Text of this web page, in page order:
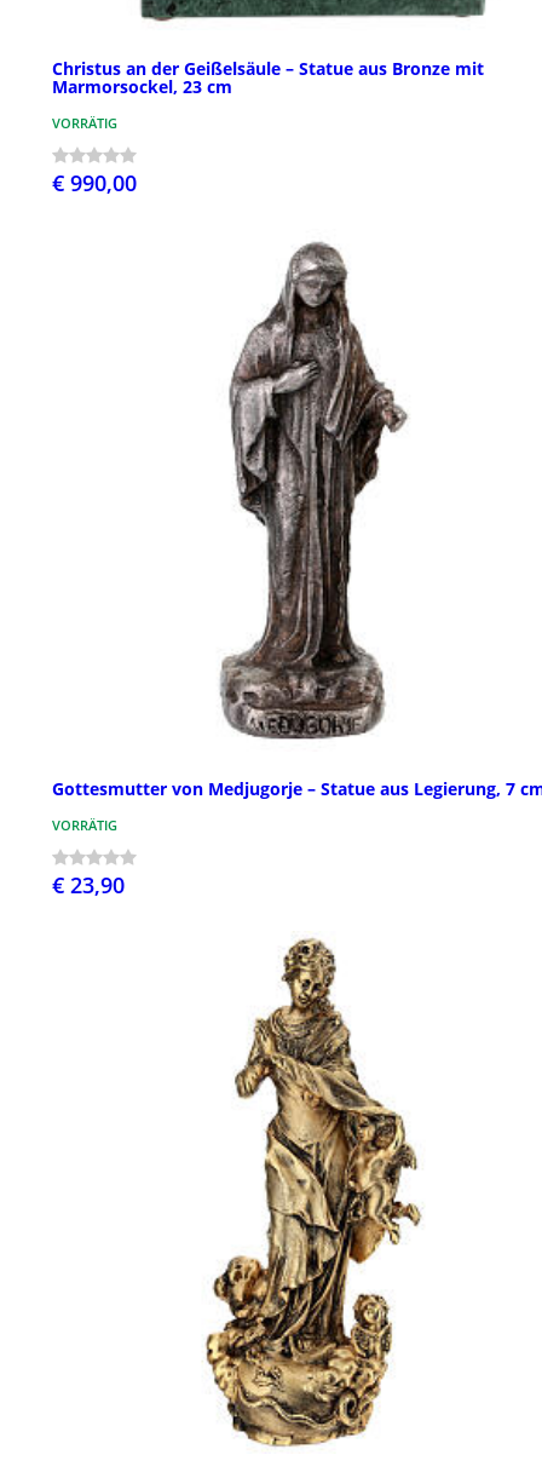
Christus an der Geißelsäule – Statue aus Bronze mit
Marmorsockel, 23 cm
VORRÄTIG
€ 990,00
Gottesmutter von Medjugorje – Statue aus Legierung, 7
VORRÄTIG
€ 23,90